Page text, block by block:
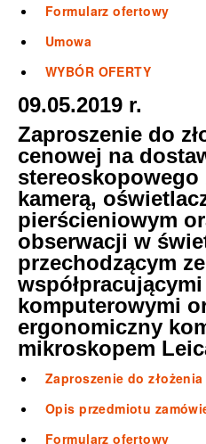
Formularz ofertowy
Umowa
WYBÓR OFERTY
09.05.2019 r.
Zaproszenie do
cenowej na
kamerą,
pierścieniowym
obserwacji w
przechodzącym ze
komputerowymi
ergonomiczny
mikroskopem
Zaproszenie do
Opis przedmiotu
Formularz ofertowy